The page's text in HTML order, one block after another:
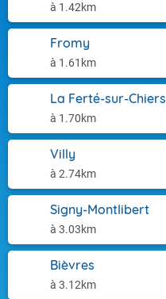
à 1.42km
Fromy
à 1.61km
La Ferté-sur-Chiers
à 1.70km
Villy
à 2.74km
Signy-Montlibert
à 3.03km
Bièvres
à 3.12km